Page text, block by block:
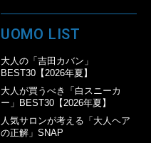
UOMO LIST
大人の「吉田カバン」
BEST30【2026年夏】
大人が買うべき「白スニーカ
ー」BEST30【2026年夏】
人気サロンが考える「大人ヘア
の正解」SNAP